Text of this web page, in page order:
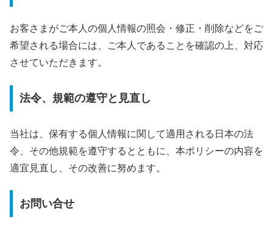
お客さまがご本人の個人情報の照会・修正・削除などをご
希望される場合には、ご本人であることを確認の上、対応
させていただきます。
法令、規範の遵守と見直し
当社は、保有する個人情報に関して適用される日本の法
令、その他規範を遵守するとともに、本ポリシーの内容を
適宜見直し、その改善に努めます。
お問い合せ